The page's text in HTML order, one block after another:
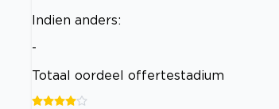
Indien anders:
-
Totaal oordeel offertestadium